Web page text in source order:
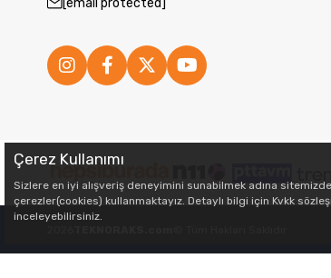
Çerez Kullanımı
Sizlere en iyi alışveriş deneyimini sunabilmek adına sitemizde
çerezler(cookies) kullanmaktayız. Detaylı bilgi için Kvkk
inceleyebilirsiniz.